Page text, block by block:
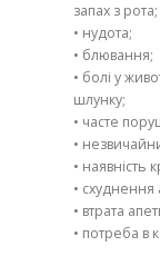
запах з рота;
• нудота;
• блювання;
• болі у
шлунку;
• часте
•
• наявність
•
• втрата
• потреба в